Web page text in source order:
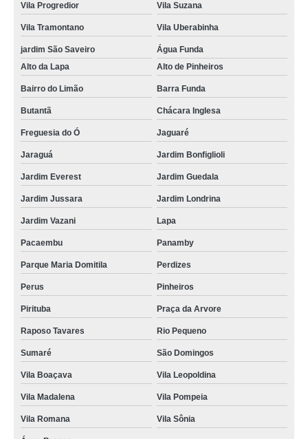
Vila Progredior Vila Suzana
Vila Tramontano Vila Uberabinha
jardim São Saveiro
Água Funda
Alto da Lapa
Alto de Pinheiros
Bairro do Limão Barra Funda
Butantã Chácara Inglesa
Freguesia do Ó Jaguaré
Jaraguá Jardim Bonfiglioli
Jardim Everest Jardim Guedala
Jardim Jussara Jardim Londrina
Jardim Vazani Lapa
Pacaembu Panamby
Parque Maria Domitila Perdizes
Perus Pinheiros
Pirituba Praça da Arvore
Raposo Tavares Rio Pequeno
Sumaré São Domingos
Vila Boaçava Vila Leopoldina
Vila Madalena Vila Pompeia
Vila Romana Vila Sônia